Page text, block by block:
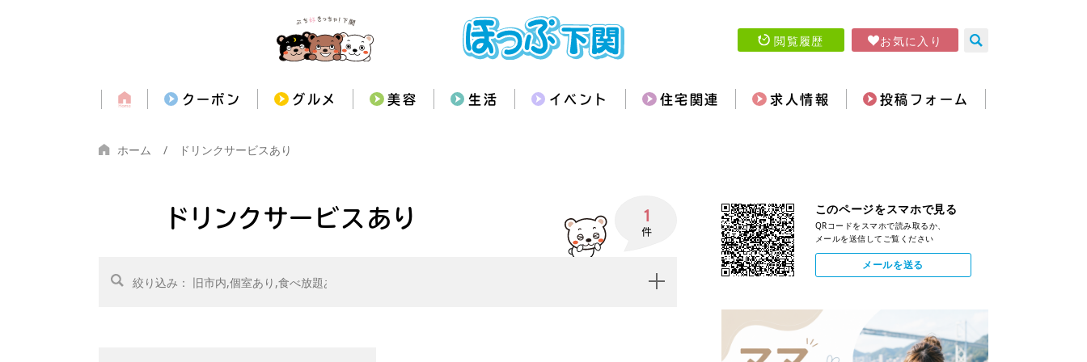
閲覧履歴 お気に入り
クーポン グルメ 美容 生活 イベント 住宅関連 求人情報 投稿フォーム
ホーム ドリンクサービスあり
1
ドリンクサービスあり このページをスマホで見る
QRコードをスマホで読み取るか、
メールを送信してご覧ください
メールを送る